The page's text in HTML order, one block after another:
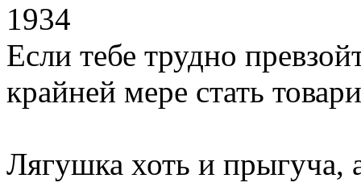
1934
Если тебе трудно
крайней мере стать
Лягушка хоть и прыгуча,